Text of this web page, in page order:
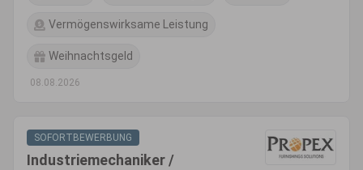
Vermögenswirksame Leistung
Weihnachtsgeld
08.08.2026
SOFORTBEWERBUNG
Industriemechaniker /